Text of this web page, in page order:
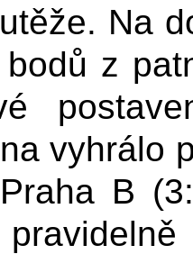
Na
z
vyhrálo
B